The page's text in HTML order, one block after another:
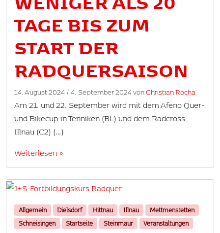
TAGE BIS ZUM
START DER
RADQUERSAISON
14. August 2024 / 4. September 2024 vonChristian Rocha
Am 21. und 22. September wird mit dem Afeno Quer-
und Bikecup in Tenniken (BL) und dem Radcross
Illnau (C2) (…)
Weiterlesen »
Allgemein Dielsdorf Hittnau Illnau
Mettmenstetten
Schneisingen
Startseite Steinmaur Veranstaltungen